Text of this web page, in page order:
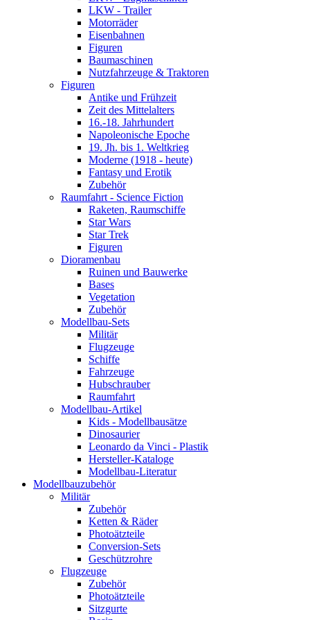
LKW - Trailer
Motorräder
Eisenbahnen
Figuren
Baumaschinen
Nutzfahrzeuge & Traktoren
Figuren
Antike und Frühzeit
Zeit des Mittelalters
16.-18. Jahrhundert
Napoleonische Epoche
19. Jh. bis 1. Weltkrieg
Moderne (1918 - heute)
Fantasy und Erotik
Zubehör
Raumfahrt - Science Fiction
Raketen, Raumschiffe
Star Wars
Star Trek
Figuren
Dioramenbau
Ruinen und Bauwerke
Bases
Vegetation
Zubehör
Modellbau-Sets
Militär
Flugzeuge
Schiffe
Fahrzeuge
Hubschrauber
Raumfahrt
Modellbau-Artikel
Kids - Modellbausätze
Dinosaurier
Leonardo da Vinci - Plastik
Hersteller-Kataloge
Modellbau-Literatur
Modellbauzubehör
Militär
Zubehör
Ketten & Räder
Photoätzteile
Conversion-Sets
Geschützrohre
Flugzeuge
Zubehör
Photoätzteile
Sitzgurte